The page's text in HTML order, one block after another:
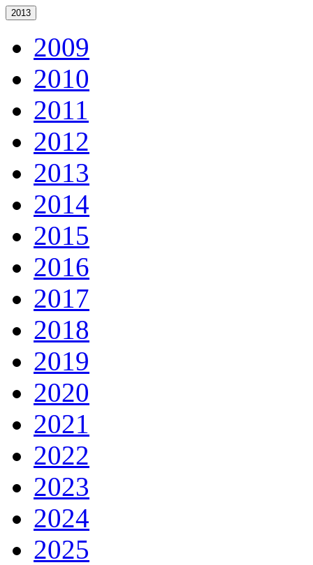
2013
2009
2010
2011
2012
2013
2014
2015
2016
2017
2018
2019
2020
2021
2022
2023
2024
2025